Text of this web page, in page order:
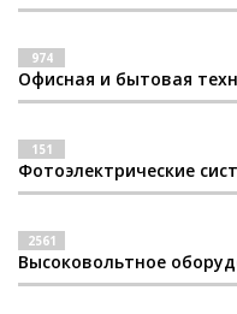
974
Офисная и бытовая
151
Фотоэлектрические
2561
Высоковольтное